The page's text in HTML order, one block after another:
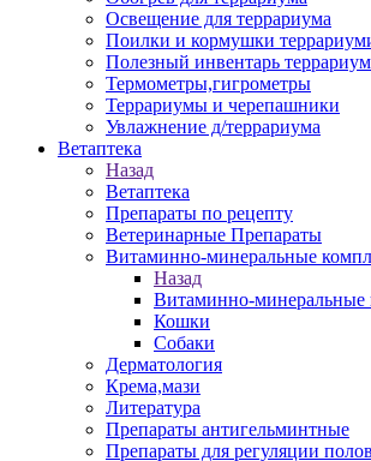
Освещение для террариума
Поилки и кормушки
Полезный инвентарь
Термометры,гигрометры
Террариумы и черепашники
Увлажнение д/террариума
Ветаптека
Назад
Ветаптека
Препараты по рецепту
Ветеринарные Препараты
Витаминно-минеральные
Назад
Витаминно-минеральные
Кошки
Собаки
Дерматология
Крема,мази
Литература
Препараты антигельминтные
Препараты для регуляции